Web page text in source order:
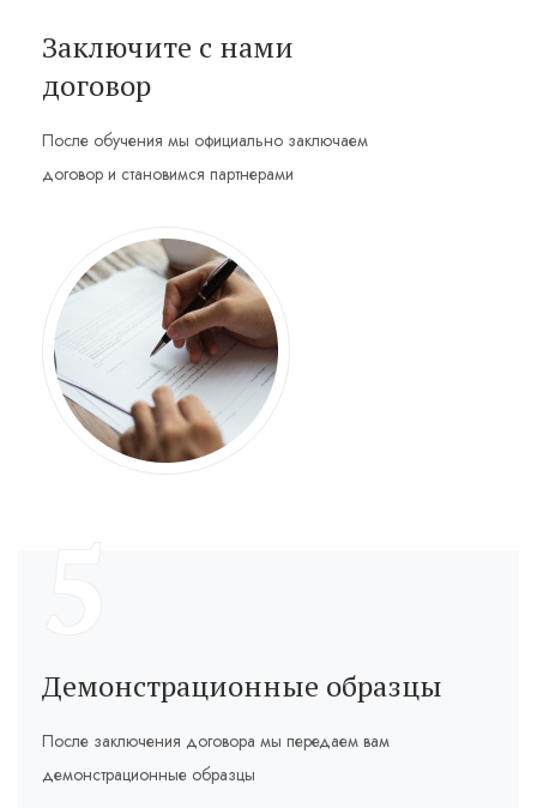
Заключите с нами
договор
После обучения мы официально заключаем
договор и становимся партнерами
Демонстрационные образцы
После заключения договора мы передаем вам
демонстрационные образцы